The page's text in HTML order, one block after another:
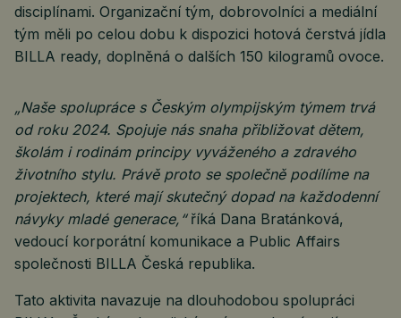
disciplínami. Organizační tým, dobrovolníci a mediální
tým měli po celou dobu k dispozici hotová čerstvá jídla
BILLA ready, doplněná o dalších 150 kilogramů ovoce.
„Naše spolupráce s Českým olympijským týmem trvá
od roku 2024. Spojuje nás snaha přibližovat dětem,
školám i rodinám principy vyváženého a zdravého
životního stylu. Právě proto se společně podílíme na
projektech, které mají skutečný dopad na každodenní
návyky mladé generace,“ říká Dana Bratánková,
vedoucí korporátní komunikace a Public Affairs
společnosti BILLA Česká republika.
Tato aktivita navazuje na dlouhodobou spolupráci